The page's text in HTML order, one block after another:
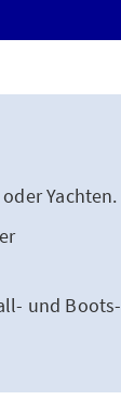
Yachten.
und Boots-